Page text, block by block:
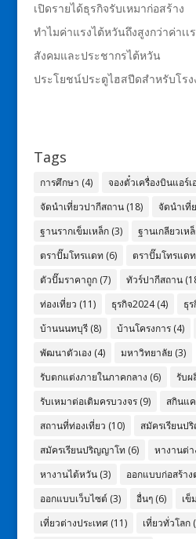
เปิดรายได้ธุรกิจรับเหมาก่อสร้าง
ทำไมค่าแรงไต้หวันถึงสูงกว่าค่าเเ
สังคมและประชากรไต้หวัน
ประโยชน์ประตูไฮสปีดสำหรับโรง
Tags
การศึกษา (4) จองตั๋วเครื่องบินแอร์เ
จัดนำเที่ยวปากีสถาน(18) จัดนำเที่
ฐานรากเข็มเหล็ก(3) ฐานเกลียวเห
ตราปั๊มโทรเเดท (6) ตราปั๊มโทรแดท
ตัวปั๊มราคาถูก(7) ทัวร์ปากีสถาน
ท่องเที่ยว (11) ธุรกิจ2024(4) ธุ
บ้านนนทบุรี(8) บ้านโครงการ(4)
พัฒนาตัวเอง (4) มหาวิทยาลัย (3)
รับตกแต่งภายในภาคกลาง (6) รับผ
รับเหมาต่อเติมครบวงจร(9) สกินแ
สถานที่ท่องเที่ยว (10) สมัครเรียนป
สมัครเรียนปริญญาโท (6) หางานต่า
หางานไต้หวัน(3) ออกแบบก่อสร้าง
ออกแบบเว็บไซต์(3) อื่นๆ(6) เข็
เที่ยวต่างประเทศ(11) เที่ยวทั่วโลก